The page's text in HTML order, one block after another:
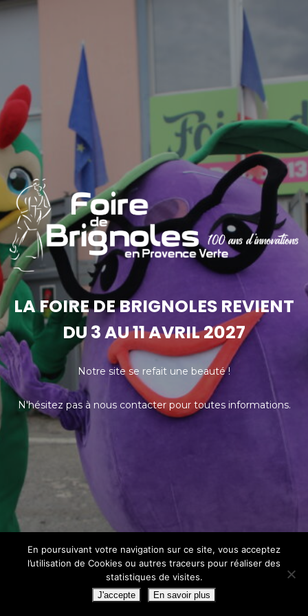
LA FOIRE DE BRIGNOLES REVIENT
DU 3 AU 11 AVRIL 2027
Notre site se refait une beauté !
N'hésitez pas à nous contacter pour toutes informations.
En poursuivant votre navigation sur ce site, vous acceptez
l’utilisation de Cookies ou autres traceurs pour réaliser des
statistiques de visites.
J'accepte En savoir plus